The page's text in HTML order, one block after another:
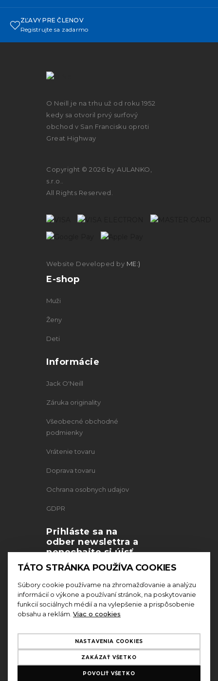
ZĽAVY PRE ČLENOV
Registrujte sa zadarmo
O Neill je na trhu už od roku 1952
kedy sa otvoril prvý surfový
obchod v San Francisku oproti
Great Highway
Copyright © 2026 by AULANKO,
s.r.o..
All Rights Reserved.
Website Developed by ME:)
E-shop
Muži
Ženy
Deti
Informácie
Jack O'Neill
Záruka originality
Všeobecné obchodné
podmienky
Vrátenie tovaru
Doprava tovaru
Ochrana osobnych udajov
GDPR
Prihláste sa na
odber newslettra a
nenechajte si újsť
naše akcie a
novinky
Odoslaním formulára
osobných údajov
TÁTO STRÁNKA POUŽÍVA COOKIES
Súbory cookie používame na zhromažďovanie a analýzu
informácií o výkone a používaní stránok, na poskytovanie
funkcií sociálnych médií a na vylepšenie a prispôsobenie
obsahu a reklám. Viac o cookies
NASTAVENIA COOKIES
ZAKÁZAŤ VŠETKO
POVOLIŤ VŠETKO